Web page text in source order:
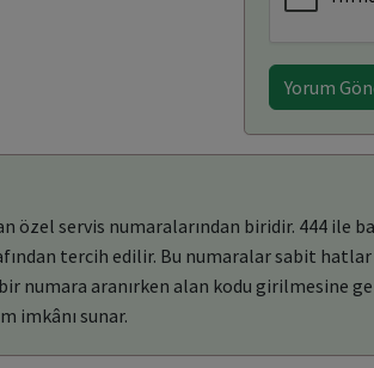
Yorum
özel servis numaralarından biridir. 444
tercih edilir. Bu numaralar sabit
numara aranırken alan kodu girilmesine
imkânı sunar.